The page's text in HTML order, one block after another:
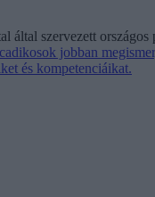
által szervezett országos
jobban
és kompetenciáikat.